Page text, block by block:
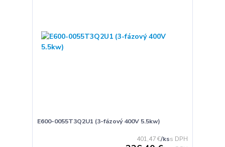
E600-0055T3Q2U1 (3-fázový 400V 5.5kw)
401,47 €/ks